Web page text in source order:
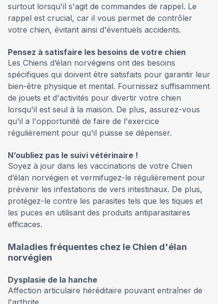
surtout lorsqu'il s'agit de commandes de rappel. Le
rappel est crucial, car il vous permet de contrôler
votre chien, évitant ainsi d'éventuels accidents.
Pensez à satisfaire les besoins de votre chien
Les Chiens d’élan norvégiens ont des besoins
spécifiques qui doivent être satisfaits pour garantir leur
bien-être physique et mental. Fournissez suffisamment
de jouets et d'activités pour divertir votre chien
lorsqu'il est seul à la maison. De plus, assurez-vous
qu'il a l'opportunité de faire de l'exercice
régulièrement pour qu'il puisse se dépenser.
N’oubliez pas le suivi vétérinaire !
Soyez à jour dans les vaccinations de votre Chien
d’élan norvégien et vermifugez-le régulièrement pour
prévenir les infestations de vers intestinaux. De plus,
protégez-le contre les parasites tels que les tiques et
les puces en utilisant des produits antiparasitaires
efficaces.
Maladies fréquentes chez le Chien d'élan
norvégien
Dysplasie de la hanche
Affection articulaire héréditaire pouvant entraîner de
l'arthrite.